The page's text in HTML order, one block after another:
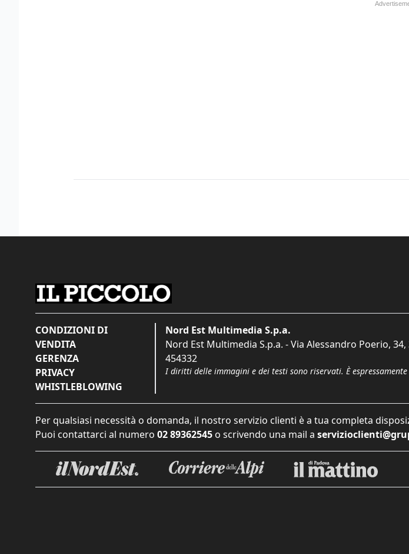
CONDIZIONI DI
VENDITA
GERENZA
PRIVACY
WHISTLEBLOWING
Nord Est Multimedia S.p.a.
Nord Est Multimedia S.p.a. - Via Alessandro Poerio, 34,
454332
I diritti delle immagini e dei testi sono riservati. È
Per qualsiasi necessità o domanda, il nostro servizio clienti è a tua completa
Puoi contattarci al numero 02 89362545 o scrivendo una mail a